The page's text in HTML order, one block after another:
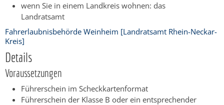
wenn Sie in einem Landkreis wohnen: das
Landratsamt
Fahrerlaubnisbehörde Weinheim [Landratsamt Rhein-Neckar-
Kreis]
Details
Voraussetzungen
Führerschein im Scheckkartenformat
Führerschein der Klasse B oder ein entsprechender